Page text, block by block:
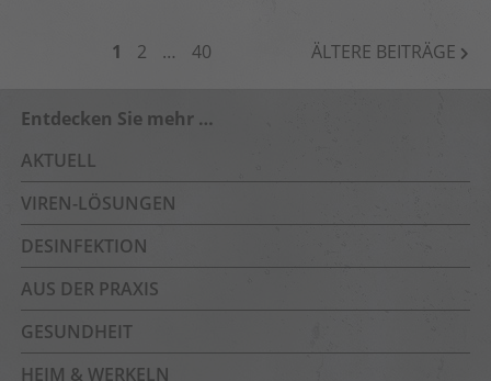
BEITRAGSNAVIGATION
1 2 … 40 ÄLTERE BEITRÄGE
Entdecken Sie mehr …
AKTUELL
VIREN-LÖSUNGEN
DESINFEKTION
AUS DER PRAXIS
GESUNDHEIT
HEIM & WERKELN